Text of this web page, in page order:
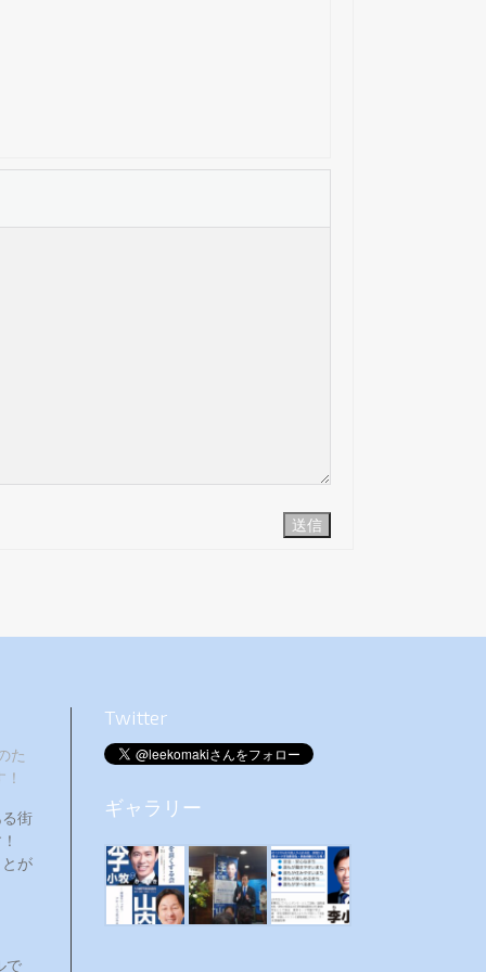
送信
た
街
！
が
で
Twitter
ギャラリー